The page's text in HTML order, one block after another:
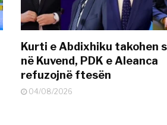
Kurti e Abdixhiku takohen
në Kuvend, PDK e Aleanca
refuzojnë ftesën
04/08/2026